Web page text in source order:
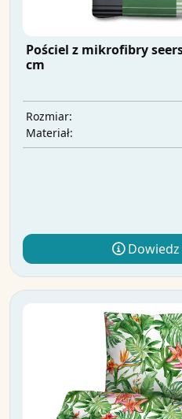
Pościel z mikrofibry
cm
Rozmiar:
Materiał:
Dowiedz